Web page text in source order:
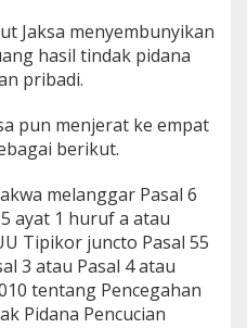
Jaksa menyembunyikan
hasil tindak pidana
pribadi.
pun menjerat ke empat
berikut.
melanggar Pasal 6
ayat 1 huruf a atau
Tipikor juncto Pasal 55
3 atau Pasal 4 atau
tentang Pencegahan
Pidana Pencucian